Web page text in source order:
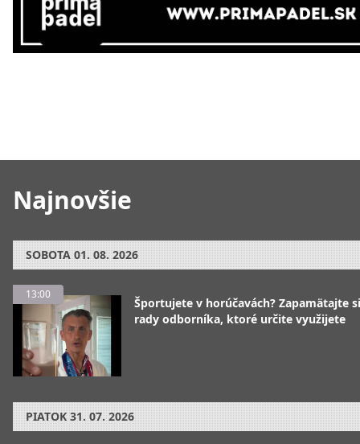
Najnovšie
SOBOTA 01. 08. 2026
13:00
Športujete v horúčavách? Zapamätajte
rady odborníka, ktoré určite využijete
PIATOK 31. 07. 2026